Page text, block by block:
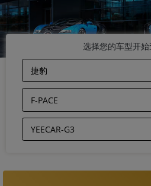
选择您的车型开